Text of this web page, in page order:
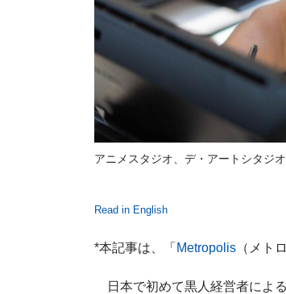
アニメスタジオ、デ・アートシタジ
Read in English
*本記事は、「 Metropolis （メト
日本で初めて黒人経営者によ